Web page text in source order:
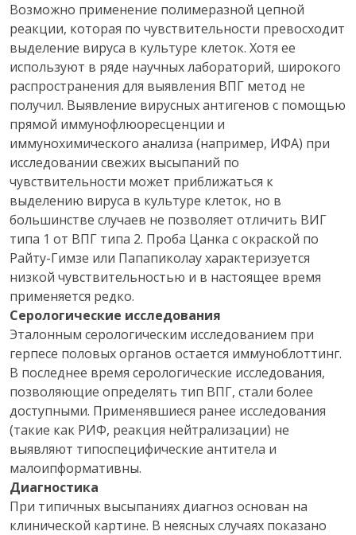
Возможно применение полимеразной цепной
реакции, которая по чувствительности превосходит
выделение вируса в культуре клеток. Хотя ее
используют в ряде научных лабораторий, широкого
распространения для выявления ВПГ метод не
получил. Выявление вирусных антигенов с помощью
прямой иммунофлюоресценции и
иммунохимического анализа (например, ИФА) при
исследовании свежих высыпаний по
чувствительности может приближаться к
выделению вируса в культуре клеток, но в
большинстве случаев не позволяет отличить ВИГ
типа 1 от ВПГ типа 2. Проба Цанка с окраской по
Райту-Гимзе или Папапиколау характеризуется
низкой чувствительностью и в настоящее время
применяется редко.
Серологические исследования
Эталонным серологическим исследованием при
герпесе половых органов остается иммуноблоттинг.
В последнее время серологические исследования,
позволяющие определять тип ВПГ, стали более
доступными. Применявшиеся ранее исследования
(такие как РИФ, реакция нейтрализации) не
выявляют типоспецифические антитела и
малоипформативны.
Диагностика
При типичных высыпаниях диагноз основан на
клинической картине. В неясных случаях показано